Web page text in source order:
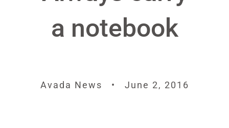
a notebook
Avada News • June 2, 2016